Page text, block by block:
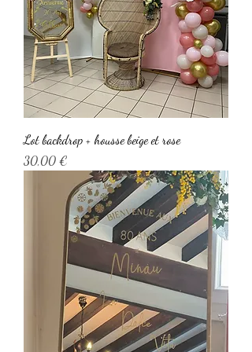
Lot backdrop + housse beige et rose
Prix
30,00 €